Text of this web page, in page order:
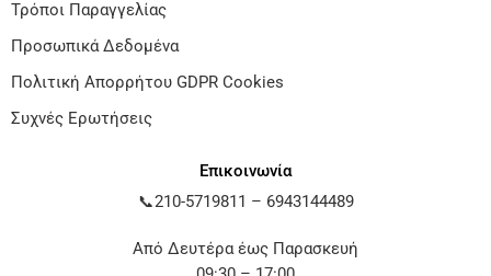
Τρόποι Παραγγελίας
Προσωπικά Δεδομένα
Πολιτική Απορρήτου GDPR Cookies
Συχνές Ερωτήσεις
Επικοινωνία
📞210-5719811 – 6943144489
Από Δευτέρα έως Παρασκευή